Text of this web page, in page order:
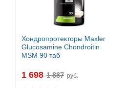
Хондропротекторы Maxler
Glucosamine Chondroitin
MSM 90 таб
1 698 руб.